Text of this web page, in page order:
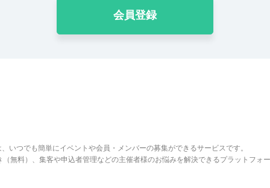
会員登録
いつでも簡単にイベントや会員・メンバーの募集ができるサービスです。
無料）、集客や申込者管理などの主催者様のお悩みを解決できるプラットフォー